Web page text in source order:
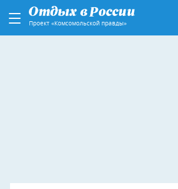
Проект «Комсомольской правды»